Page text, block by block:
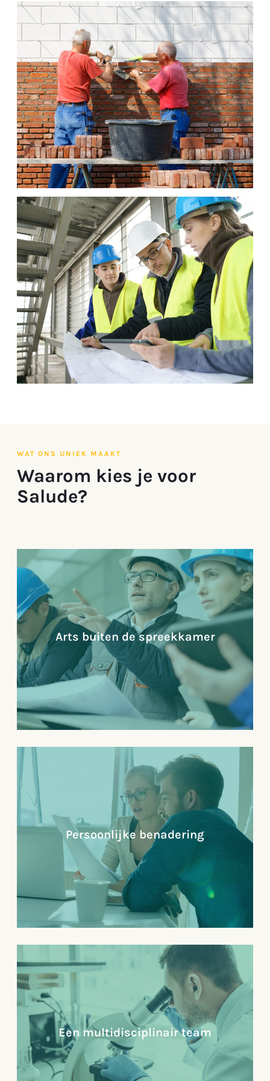
WAT ONS UNIEK MAAKT
Waarom kies je voor
Salude?
Arts buiten de spreekkamer
Doordat ons proces zich richt op de arts buiten de
spreekkamer, plakken we geen spreekwoordelijke
pleisters, maar pakken we problemen bij de kern
aan. Hierdoor bieden we een
langetermijnoplossing. We kijken naar de mens
achter de professional en leren de bedrijfscultuur
van organisaties echt kennen, om zo tot
(datagedreven) langetermijnoplossingen te komen.
Lees verder
Persoonlijke benadering
Korte lijnen, een vast aanspreekpunt en direct
contact mag je van ons verwachten. We bieden onze
klanten maatwerk op basis van wat jouw mensen
nodig hebben. We hebben alle disciplines in huis
om de gezondheid van jouw organisatie naar een
hoger niveau te brengen.
Lees verder
Een multidisciplinair team